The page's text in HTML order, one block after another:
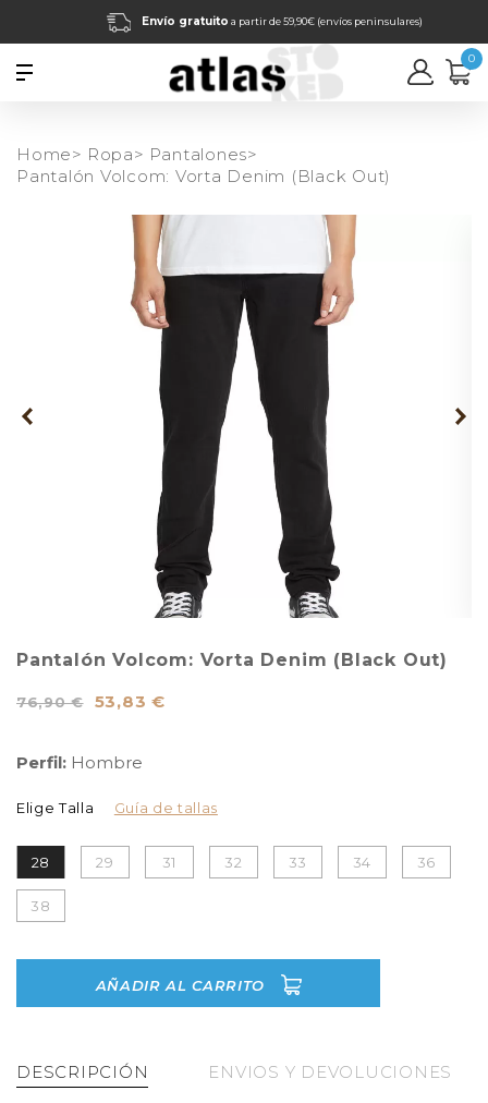
Envío gratuito a partir de 59,90€ (envíos peninsulares)
0
Home> Ropa> Pantalones>
Pantalón Volcom: Vorta Denim (Black Out)
Pantalón Volcom: Vorta Denim (Black Out)
76,90 € 53,83 €
Perfil: Hombre
Elige Talla Guía de tallas
28 29 31 32 33 34 36
38
AÑADIR AL CARRITO
DESCRIPCIÓN ENVIOS Y DEVOLUCIONES